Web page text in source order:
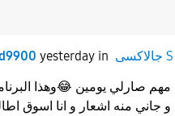
yesterdayin
جالاكسى S
مهم صارلي يومين 😂وهذا
منه اشعار و انا اسوق